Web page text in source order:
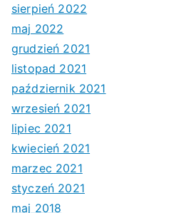
sierpień 2022
maj 2022
grudzień 2021
listopad 2021
październik 2021
wrzesień 2021
lipiec 2021
kwiecień 2021
marzec 2021
styczeń 2021
maj 2018